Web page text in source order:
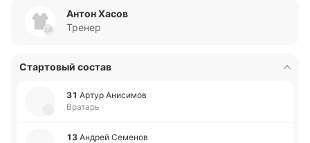
Антон Хасов
Тренер
Стартовый состав
31 Артур Ани­си­мов
Вратарь
13 Андрей Се­ме­нов